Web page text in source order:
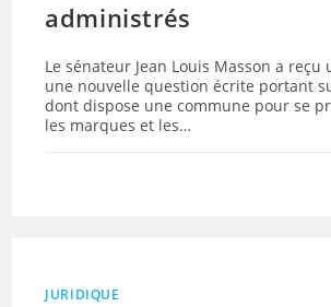
administrés
Le sénateur Jean Louis Masson a reçu
une nouvelle question écrite portant
dont dispose une commune pour se
les marques et les…
JURIDIQUE